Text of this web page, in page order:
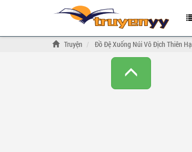
Truyện Đồ Đệ Xuống Núi Vô Địch Thiên Hạ